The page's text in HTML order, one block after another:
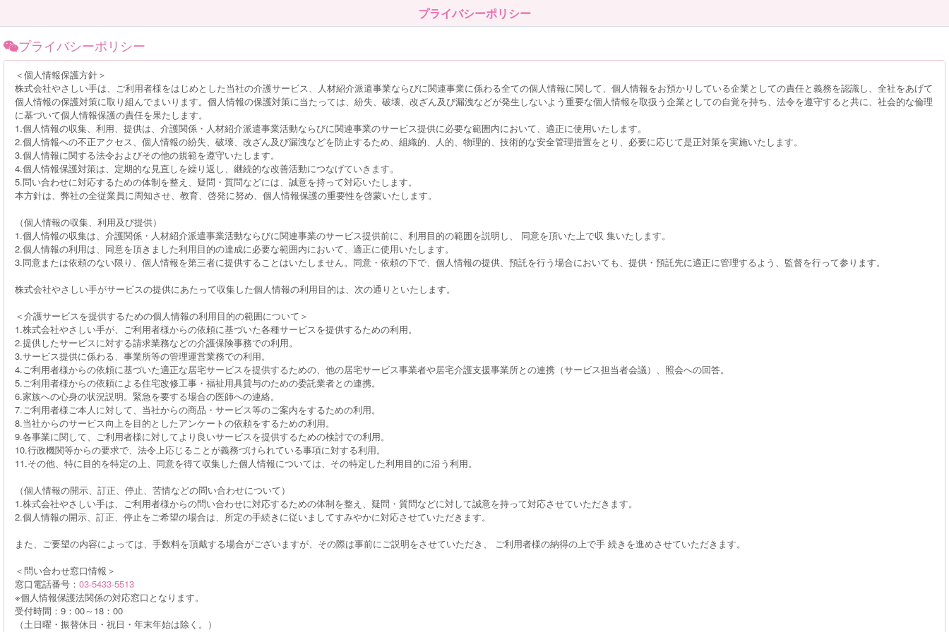
プライバシーポリシー
プライバシーポリシー
＜個人情報保護方針＞
株式会社やさしい手は、ご利用者様をはじめとした当社の介護サービス、人材紹介派遣事業ならびに関連事業に係わる全ての個人情報に関して、個人情報をお預かりしている企業としての責任と義務を認識し、全社をあげて
個人情報の保護対策に取り組んでまいります。個人情報の保護対策に当たっては、紛失、破壊、改ざん及び漏洩などが発生しないよう重要な個人情報を取扱う企業としての自覚を持ち、法令を遵守すると共に、社会的な倫理
に基づいて個人情報保護の責任を果たします。
1.個人情報の収集、利用、提供は、介護関係・人材紹介派遣事業活動ならびに関連事業のサービス提供に必要な範囲内において、適正に使用いたします。
2.個人情報への不正アクセス、個人情報の紛失、破壊、改ざん及び漏洩などを防止するため、組織的、人的、物理的、技術的な安全管理措置をとり、必要に応じて是正対策を実施いたします。
3.個人情報に関する法令およびその他の規範を遵守いたします。
4.個人情報保護対策は、定期的な見直しを繰り返し、継続的な改善活動につなげていきます。
5.問い合わせに対応するための体制を整え、疑問・質問などには、誠意を持って対応いたします。
本方針は、弊社の全従業員に周知させ、教育、啓発に努め、個人情報保護の重要性を啓蒙いたします。
（個人情報の収集、利用及び提供）
1.個人情報の収集は、介護関係・人材紹介派遣事業活動ならびに関連事業のサービス提供前に、利用目的の範囲を説明し、 同意を頂いた上で収 集いたします。
2.個人情報の利用は、同意を頂きました利用目的の達成に必要な範囲内において、適正に使用いたします。
3.同意または依頼のない限り、個人情報を第三者に提供することはいたしません。同意・依頼の下で、個人情報の提供、預託を行う場合においても、提供・預託先に適正に管理するよう、監督を行って参ります。
株式会社やさしい手がサービスの提供にあたって収集した個人情報の利用目的は、次の通りといたします。
＜介護サービスを提供するための個人情報の利用目的の範囲について＞
1.株式会社やさしい手が、ご利用者様からの依頼に基づいた各種サービスを提供するための利用。
2.提供したサービスに対する請求業務などの介護保険事務での利用。
3.サービス提供に係わる、事業所等の管理運営業務での利用。
4.ご利用者様からの依頼に基づいた適正な居宅サービスを提供するための、他の居宅サービス事業者や居宅介護支援事業所との連携（サービス担当者会議）、照会への回答。
5.ご利用者様からの依頼による住宅改修工事・福祉用具貸与のための委託業者との連携。
6.家族への心身の状況説明。緊急を要する場合の医師への連絡。
7.ご利用者様ご本人に対して、当社からの商品・サービス等のご案内をするための利用。
8.当社からのサービス向上を目的としたアンケートの依頼をするための利用。
9.各事業に関して、ご利用者様に対してより良いサービスを提供するための検討での利用。
10.行政機関等からの要求で、法令上応じることが義務づけられている事項に対する利用。
11.その他、特に目的を特定の上、同意を得て収集した個人情報については、その特定した利用目的に沿う利用。
（個人情報の開示、訂正、停止、苦情などの問い合わせについて）
1.株式会社やさしい手は、ご利用者様からの問い合わせに対応するための体制を整え、疑問・質問などに対して誠意を持って対応させていただきます。
2.個人情報の開示、訂正、停止をご希望の場合は、所定の手続きに従いましてすみやかに対応させていただきます。
また、ご要望の内容によっては、手数料を頂戴する場合がございますが、その際は事前にご説明をさせていただき、 ご利用者様の納得の上で手 続きを進めさせていただきます。
＜問い合わせ窓口情報＞
窓口電話番号： 03-5433-5513
※個人情報保護法関係の対応窓口となります。
受付時間：9：00～18：00
（土日曜・振替休日・祝日・年末年始は除く。）